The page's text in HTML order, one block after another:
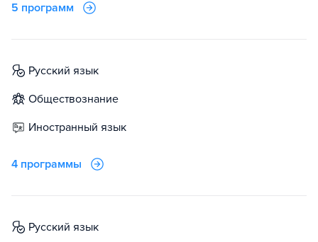
5 программ
русский язык
обществознание
иностранный язык
4 программы
русский язык